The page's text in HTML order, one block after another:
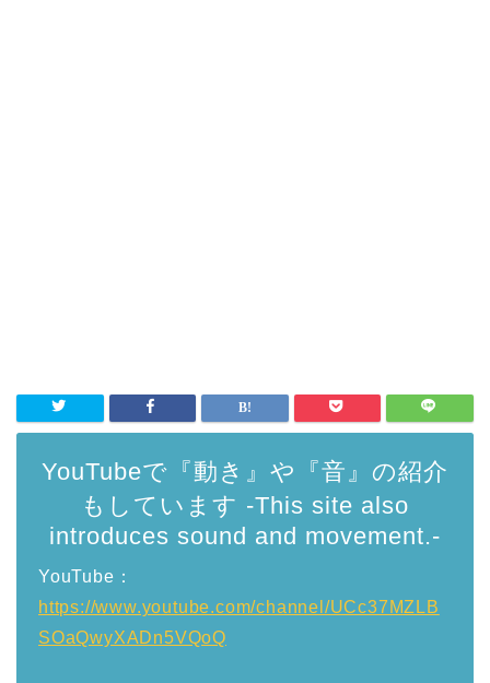
YouTubeで『動き』や『音』の紹介
もしています -This site also
introduces sound and movement.-
YouTube：
https://www.youtube.com/channel/UCc37MZLB
SOaQwyXADn5VQoQ